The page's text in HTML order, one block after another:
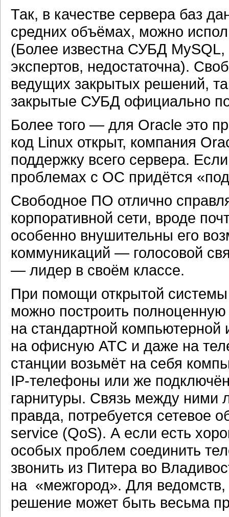
Так, в качестве сервера баз
средних объёмах, можно
(Более известна СУБД
экспертов, недостаточна).
ведущих закрытых решений,
закрытые СУБД официально
Более того — для Oracle это
код Linux открыт, компания
поддержку всего сервера.
проблемах с ОС придётся
Свободное ПО отлично
корпоративной сети, вроде
особенно внушительны его
коммуникаций — голосовой
— лидер в своём классе.
При помощи открытой
можно построить
на стандартной компьютерной
на офисную АТС и даже на
станции возьмёт на себя
IP-телефоны или же
гарнитуры. Связь между ними
правда, потребуется сетевое
service (QoS). А если есть
особых проблем соединить
звонить из Питера во
на «межгород». Для
решение может быть весьма